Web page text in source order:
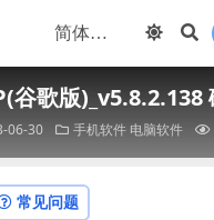
谷歌版)_v5.8.2.138
06-30 手机软件 电脑软件
常见问题